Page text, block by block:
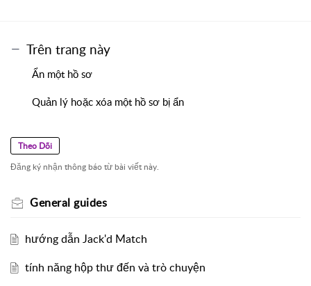
Trên trang này
Ẩn một hồ sơ
Quản lý hoặc xóa một hồ sơ bị ẩn
Theo Dõi
Đăng ký nhận thông báo từ bài viết này.
General guides
hướng dẫn Jack'd Match
tính năng hộp thư đến và trò chuyện